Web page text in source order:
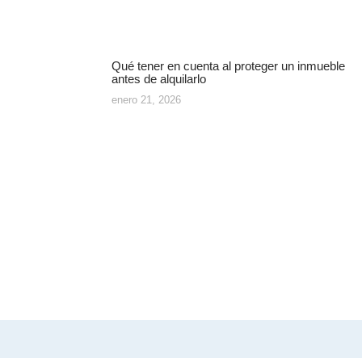
Qué tener en cuenta al proteger un inmueble
antes de alquilarlo
enero 21, 2026